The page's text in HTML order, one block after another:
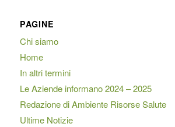
PAGINE
Chi siamo
Home
In altri termini
Le Aziende informano 2024 – 2025
Redazione di Ambiente Risorse Salute
Ultime Notizie